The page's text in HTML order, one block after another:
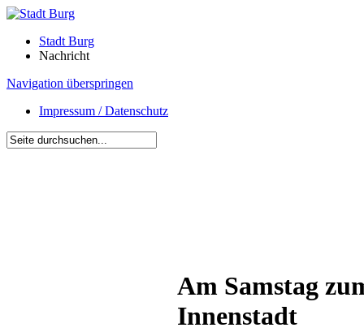
Stadt Burg
Nachricht
Navigation überspringen
Impressum / Datenschutz
Am Samstag
Innenstadt